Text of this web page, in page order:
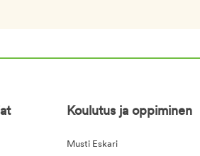
Koulutus ja oppiminen
Musti Eskari